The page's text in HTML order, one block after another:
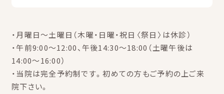
・月曜日～土曜日（木曜・日曜・祝日〈祭日〉は休診）
・午前9:00～12:00、午後14:30～18:00（土曜午後は
14:00～16:00）
・当院は完全予約制です。初めての方もご予約の上ご来
院下さい。